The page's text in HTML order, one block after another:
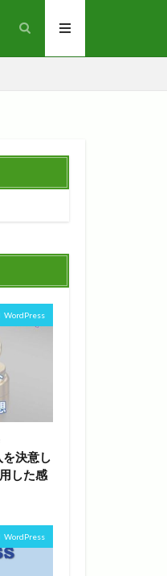
WordPress
決意し
した感
WordPress